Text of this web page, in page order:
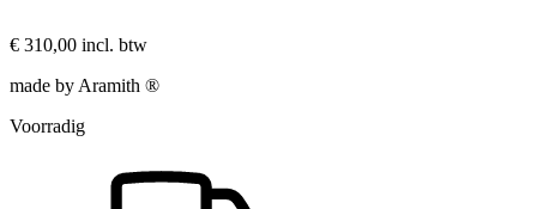
€ 310,00 incl. btw
made by Aramith ®
Voorradig